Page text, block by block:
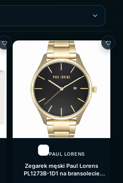
PAUL LORENS
Zegarek męski Paul Lorens
PL1273B-1D1 na bransolecie